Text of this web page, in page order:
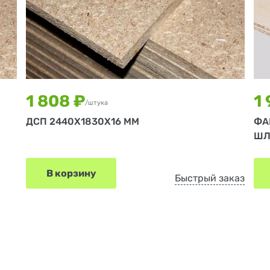
1 808 ₽/штука
ДСП 2440Х1830Х16 ММ
В корзину Быстрый заказ
1